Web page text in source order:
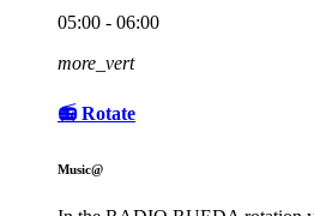
05:00 - 06:00
more_vert
📻 Rotate
Music@